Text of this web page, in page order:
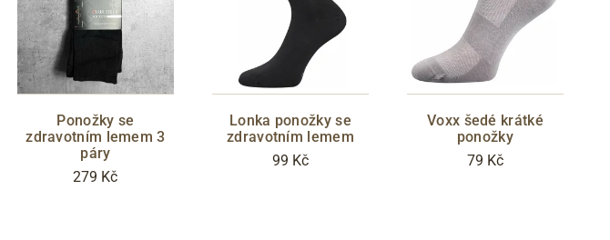
Ponožky se
zdravotním lemem 3
páry
279 Kč
Lonka ponožky se
zdravotním lemem
99 Kč
Voxx šedé krátké
ponožky
79 Kč